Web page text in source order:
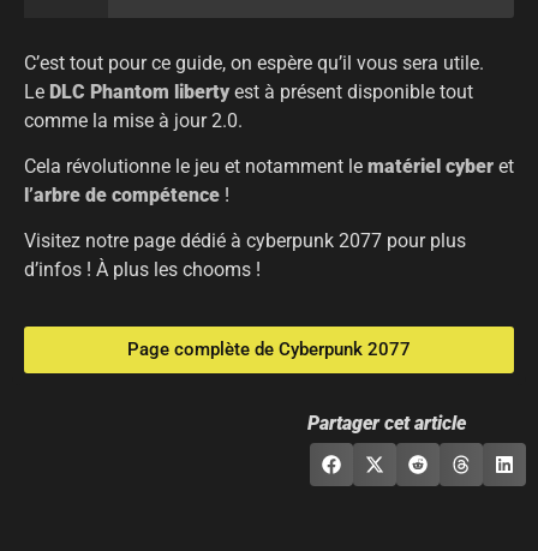
C’est tout pour ce guide, on espère qu’il vous sera utile.
Le DLC Phantom libertyest à présent disponible tout
comme la mise à jour 2.0.
Cela révolutionne le jeu et notamment le matériel cyber et
l’arbre de compétence !
Visitez notre page dédié à cyberpunk 2077 pour plus
d’infos ! À plus les chooms !
Page complète de Cyberpunk 2077
Partager cet article